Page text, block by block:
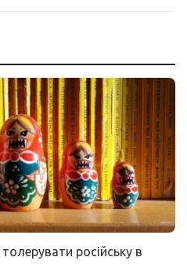
російську в